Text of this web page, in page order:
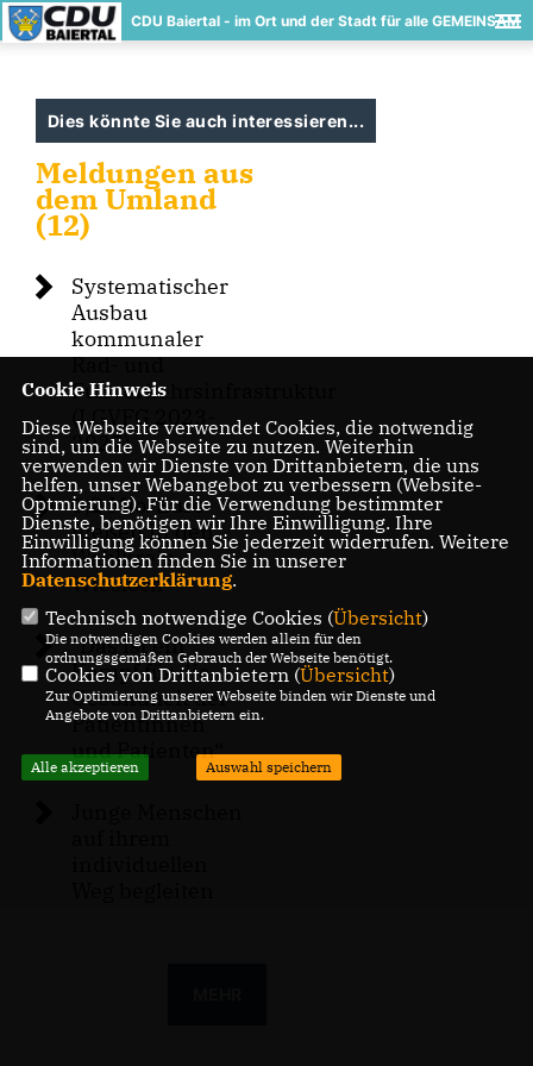
CDU Baiertal - im Ort und der Stadt für alle GEMEINSAM
Dies könnte Sie auch interessieren...
Meldungen aus
dem Umland
(12)
Systematischer
Ausbau
kommunaler
Rad- und
Fußverkehrsinfrastruktur
(LGVFG 2023-
2027)
6,2 Mio. Euro
fließen in den
Wahlkreis
Wiesloch
"Das ist ein
Kampf für die
Gesundheit der
Patientinnen
und Patienten“
Cookie Hinweis
Diese Webseite verwendet Cookies, die notwendig
sind, um die Webseite zu nutzen. Weiterhin
verwenden wir Dienste von Drittanbietern, die uns
helfen, unser Webangebot zu verbessern (Website-
Optmierung). Für die Verwendung bestimmter
Dienste, benötigen wir Ihre Einwilligung. Ihre
Einwilligung können Sie jederzeit widerrufen. Weitere
Informationen finden Sie in unserer
Datenschutzerklärung.
Technisch notwendige Cookies (Übersicht)
Die notwendigen Cookies werden allein für den
ordnungsgemäßen Gebrauch der Webseite benötigt.
Cookies von Drittanbietern (Übersicht)
Zur Optimierung unserer Webseite binden wir Dienste und
Angebote von Drittanbietern ein.
Alle akzeptieren Auswahl speichern